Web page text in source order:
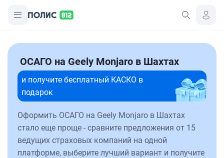
ОСАГО на Geely Monjaro в Шахтах
и получите бесплатный КАСКО в
подарок
Оформить ОСАГО на Geely Monjaro в Шахтах
стало еще проще - сравните предложения от 15
ведущих страховых компаний на одной
платформе, выберите лучший вариант и получите